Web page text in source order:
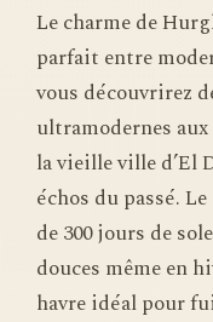
Le charme de
parfait entre
vous découvrirez
ultramodernes
la vieille ville d’El
échos du passé.
de 300 jours de
douces même en
havre idéal pour